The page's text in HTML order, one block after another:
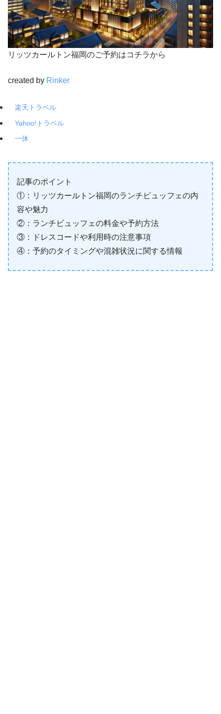
リッツカールトン福岡のご予約はコチラから
created by Rinker
楽天トラベル
Yahoo!トラベル
一休
記事のポイント
①：リッツカールトン福岡のランチビュッフェの内
容や魅力
②：ランチビュッフェの料金や予約方法
③：ドレスコードや利用時の注意事項
④：予約のタイミングや混雑状況に関する情報